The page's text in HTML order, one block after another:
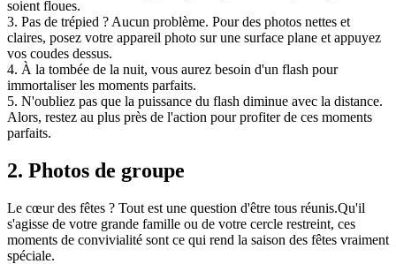
soient floues.
3. Pas de trépied ? Aucun problème. Pour des photos nettes et
claires, posez votre appareil photo sur une surface plane et appuyez
vos coudes dessus.
4. À la tombée de la nuit, vous aurez besoin d'un flash pour
immortaliser les moments parfaits.
5. N'oubliez pas que la puissance du flash diminue avec la distance.
Alors, restez au plus près de l'action pour profiter de ces moments
parfaits.
2. Photos de groupe
Le cœur des fêtes ? Tout est une question d'être tous réunis.Qu'il
s'agisse de votre grande famille ou de votre cercle restreint, ces
moments de convivialité sont ce qui rend la saison des fêtes vraiment
spéciale.